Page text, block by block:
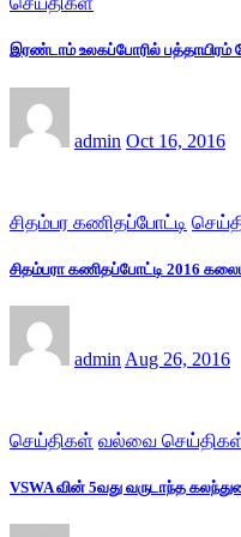
இரண்டாம் உலகப்போரில் பத்தாயிரம்
admin Oct 16, 2016
சிதம்பர கணிதப்போட்டி
சிதம்பரா கணிதப்போட்டி 2016
admin Aug 26, 2016
செய்திகள் வல்வை
VSWA வின் 5வது வருடாந்த